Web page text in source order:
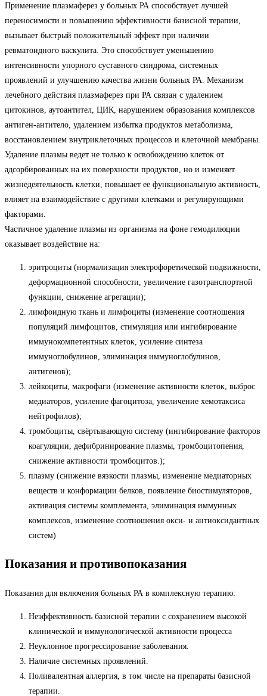
Применение плазмаферез у больных РА способствует лучшей
переносимости и повышению эффективности базисной терапии,
вызывает быстрый положительный эффект при наличии
ревматоидного васкулита. Это способствует уменьшению
интенсивности упорного суставного синдрома, системных
проявлений и улучшению качества жизни больных РА. Механизм
лечебного действия плазмаферез при РА связан с удалением
цитокинов, аутоантител, ЦИК, нарушением образования комплексов
антиген-антитело, удалением избытка продуктов метаболизма,
восстановлением внутриклеточных процессов и клеточной мембраны.
Удаление плазмы ведет не только к освобождению клеток от
адсорбированных на их поверхности продуктов, но и изменяет
жизнедеятельность клетки, повышает ее функциональную активность,
влияет на взаимодействие с другими клетками и регулирующими
факторами.
Частичное удаление плазмы из организма на фоне гемодилюции
оказывает воздействие на:
эритроциты (нормализация электрофоретической подвижности,
деформационной способности, увеличение газотранспортной
функции, снижение агрегации);
лимфоидную ткань и лимфоциты (изменение соотношения
популяций лимфоцитов, стимуляция или ингибирование
иммунокомпетентных клеток, усиление синтеза
иммуноглобулинов, элиминация иммуноглобулинов,
антигенов);
лейкоциты, макрофаги (изменение активности клеток, выброс
медиаторов, усиление фагоцитоза, увеличение хемотаксиса
нейтрофилов);
тромбоциты, свёртывающую систему (ингибирование факторов
коагуляции, дефибринирование плазмы, тромбоцитопения,
снижение активности тромбоцитов.);
плазму (снижение вязкости плазмы, изменение медиаторных
веществ и конформации белков, появление биостимуляторов,
активация системы комплемента, элиминация иммунных
комплексов, изменение соотношения окси- и антиоксидантных
систем)
Показания и противопоказания
Показания для включения больных РА в комплексную терапию:
Неэффективность базисной терапии с сохранением высокой
клинической и иммунологической активности процесса
Неуклонное прогрессирование заболевания.
Наличие системных проявлений.
Поливалентная аллергия, в том числе на препараты базисной
терапии.